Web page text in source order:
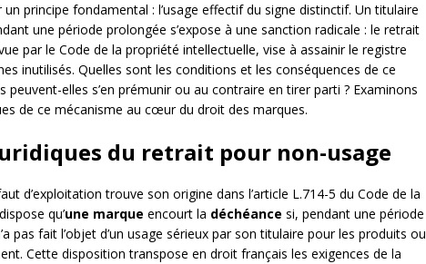
principe fondamental : l’usage effectif du signe distinctif. Un titulaire
une période prolongée s’expose à une sanction radicale : le retrait
par le Code de la propriété intellectuelle, vise à assainir le registre
inutilisés. Quelles sont les conditions et les conséquences de ce
elles s’en prémunir ou au contraire en tirer parti ? Examinons
de ce mécanisme au cœur du droit des marques.
du retrait pour non-usage
d’exploitation trouve son origine dans l’article L.714-5 du Code de la
qu’une marque encourt la déchéance si, pendant une période
pas fait l’objet d’un usage sérieux par son titulaire pour les produits ou
Cette disposition transpose en droit français les exigences de la